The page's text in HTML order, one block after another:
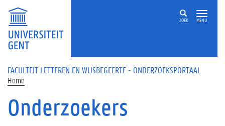
Overslaan en naar de inhoud gaan
ZOEK MENU
FACULTEIT LETTEREN EN WIJSBEGEERTE - ONDERZOEKSPORTAAL
Home
Onderzoekers